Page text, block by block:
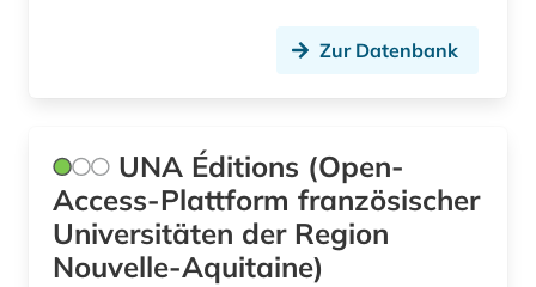
Zur Datenbank
UNA Éditions (Open-
Access-Plattform französischer
Universitäten der Region
Nouvelle-Aquitaine)